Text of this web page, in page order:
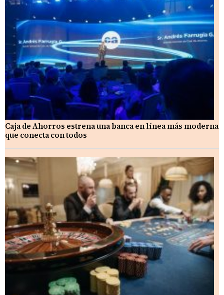
Caja de Ahorros estrena una banca en línea más moderna
que conecta con todos